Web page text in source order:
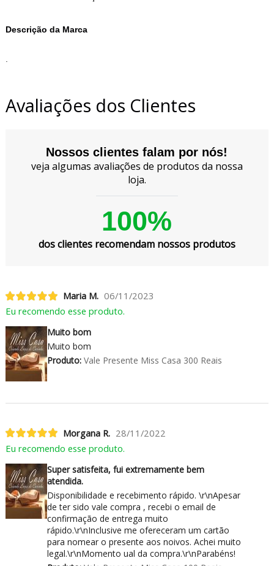
Descrição da Marca
Avaliações dos Clientes
Nossos clientes falam por nós!
veja algumas avaliações de produtos da nossa
loja.
100%
dos clientes recomendam nossos produtos
Maria M. 06/11/2023
Eu recomendo esse produto.
Muito bom
Muito bom
Produto:Vale Presente Miss Casa 300 Reais
Morgana R. 28/11/2022
Eu recomendo esse produto.
Super satisfeita, fui extremamente bem
atendida.
Disponibilidade e recebimento rápido. \r\nApesar
de ter sido vale compra , recebi o email de
confirmação de entrega muito
rápido.\r\nInclusive me ofereceram um cartão
para nomear o presente aos noivos. Achei muito
legal.\r\nMomento ual da compra.\r\nParabéns!